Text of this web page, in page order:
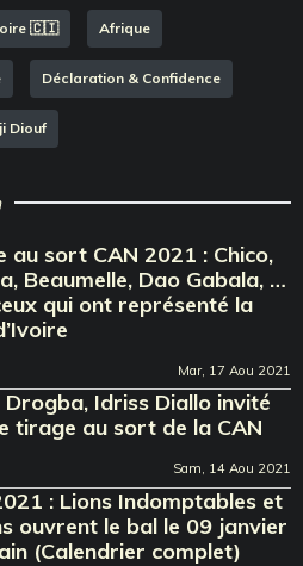
🇨🇮 Afrique
Déclaration & Confidence
Diouf
au sort CAN 2021 : Chico,
Beaumelle, Dao Gabala, …
qui ont représenté la
Mar, 17 Aou 2021
Idriss Diallo invité
tirage au sort de la CAN
Sam, 14 Aou 2021
: Lions Indomptables et
ouvrent le bal le 09 janvier
(Calendrier complet)